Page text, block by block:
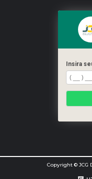
Copyright © JCG
Insira